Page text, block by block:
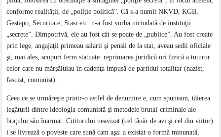
conforme realităţii, de „poliţie politică”. Că s-a numit NKVD, KGB,
Gestapo, Securitate, Stasi etc. n-a fost vorba niciodată de instituţii
„secrete”. Dimpotrivă, ele au fost cât se poate de „publice”. Au fost create
prin lege, angajaţii primeau salarii şi pensii de la stat, aveau sedii oficiale
şi, mai ales, scopuri ferm statuate: reprimarea juridică ori fizică a tuturor
celor care nu mărşăluiau în cadenţa impusă de partidul totalitar (nazist,
fascist, comunist).
Ceea ce se urmăreşte printr-o astfel de denumire e, cum spuneam, tăierea
legăturii dintre ideologia comunistă şi metodele brutal-criminale ale
braţului său înarmat. Cititorului neavizat (cel tânăr de azi şi cel din viitor)
i se livrează o poveste care sună cam aşa: a existat o formă minunată,